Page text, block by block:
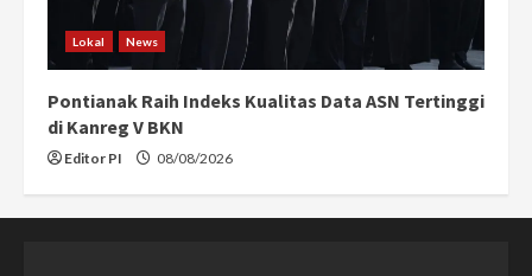
Lokal News
Pontianak Raih Indeks Kualitas Data ASN Tertinggi
di Kanreg V BKN
Editor PI 08/08/2026